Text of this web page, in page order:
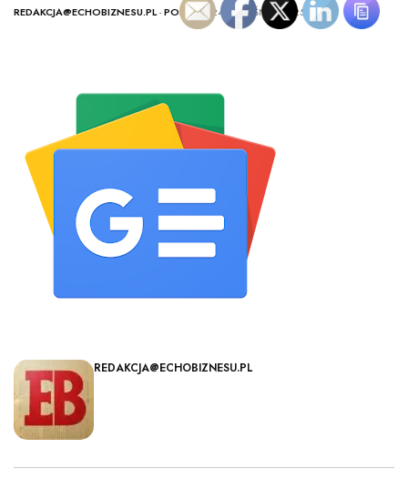
REDAKCJA@ECHOBIZNESU.PL-POLSKA - 24 WRZEŚNIA, 2025
REDAKCJA@ECHOBIZNESU.PL